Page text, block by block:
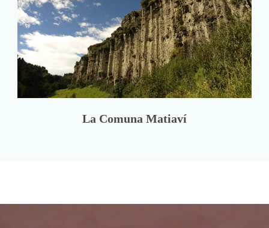
La Comuna Matiaví